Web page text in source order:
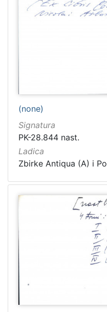
(none)
Signatura
PK-28.844 nast.
Ladica
Zbirke Antiqua (A) i